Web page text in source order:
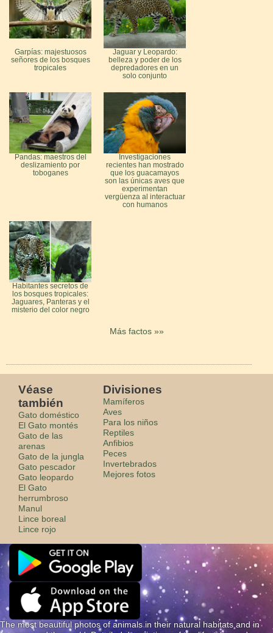
Garpías: majestuosos
señores de los bosques
tropicales
Jaguar y Leopardo:
belleza y poder de los
depredadores en un
solo conjunto
Pandas: maestros del
deslizamiento por
toboganes
Investigaciones
recientes han mostrado
que los guacamayos
son las únicas aves que
experimentan
vergüenza al interactuar
con humanos
Habitantes secretos de
los bosques tropicales:
Jaguares, Panteras y el
misterio del color negro
Más factos »»
Véase
también
Gato doméstico
El Gato montés
Gato de las
arenas
Gato de la jungla
Gato pescador
Gato leopardo
El Gato
herrumbroso
Manul
Lince boreal
Lince rojo
Divisiones
Mamíferos
Aves
Para los niños
Reptiles
Anfibios
Peces
Invertebrados
Mejores fotos
The most beautiful photos of animals in their natural habitats and in